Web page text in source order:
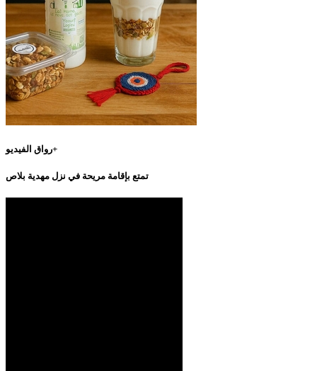
رواق الفيديو+
تمتع بإقامة مريحة في نزل مهدية بلاص